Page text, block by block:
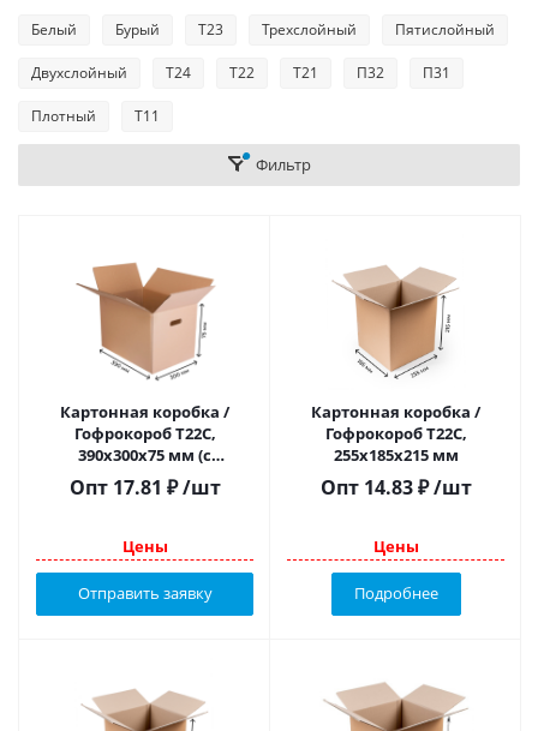
Белый Бурый Т23 Трехслойный Пятислойный
Двухслойный Т24 Т22 Т21 П32 П31
Плотный Т11
Фильтр
Картонная коробка /
Гофрокороб Т22С,
390х300х75 мм (с
прорубной ручкой)
Опт17.81 ₽ /шт
Цены
Отправить заявку
Картонная коробка /
Гофрокороб Т22C,
255х185х215 мм
Опт14.83 ₽ /шт
Цены
Подробнее